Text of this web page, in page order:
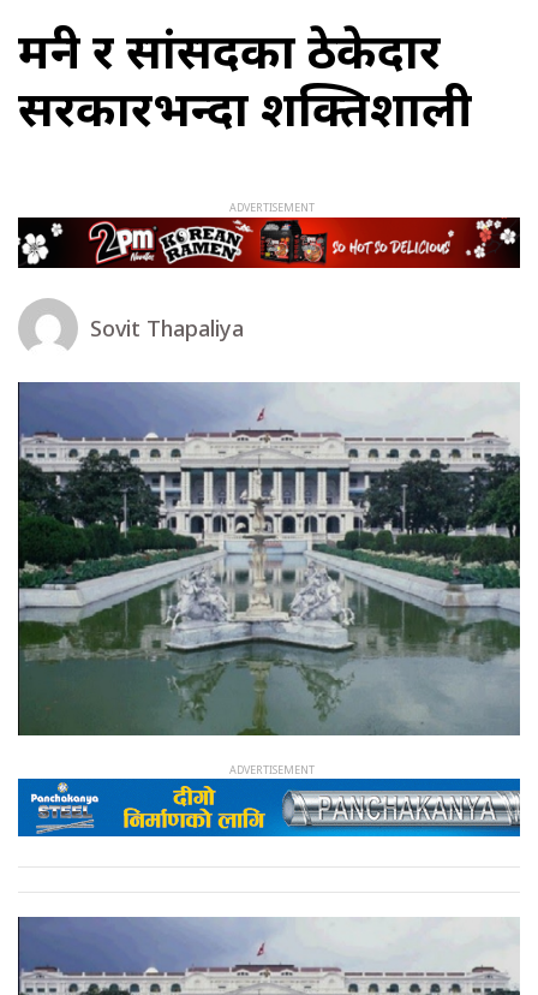
मन्त्री र सांसदका ठेकेदार
सरकारभन्दा शक्तिशाली
Sovit Thapaliya